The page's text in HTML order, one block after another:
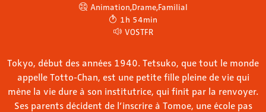
Animation,Drame,Familial
1h 54min
VOSTFR
Tokyo, début des années 1940. Tetsuko, que tout le monde
appelle Totto-Chan, est une petite fille pleine de vie qui
mène la vie dure à son institutrice, qui finit par la renvoyer.
Ses parents décident de l’inscrire à Tomoe, une école pas